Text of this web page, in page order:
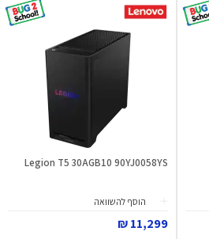
Legion T5 30AGB10 90YJ0058YS
הוסף להשוואה
11,299 ₪